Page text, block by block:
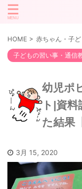
HOME > 赤ちゃん・子
子どもの習い事・通信
幼児ポ
ト|資料
た結果
3月 15, 2020